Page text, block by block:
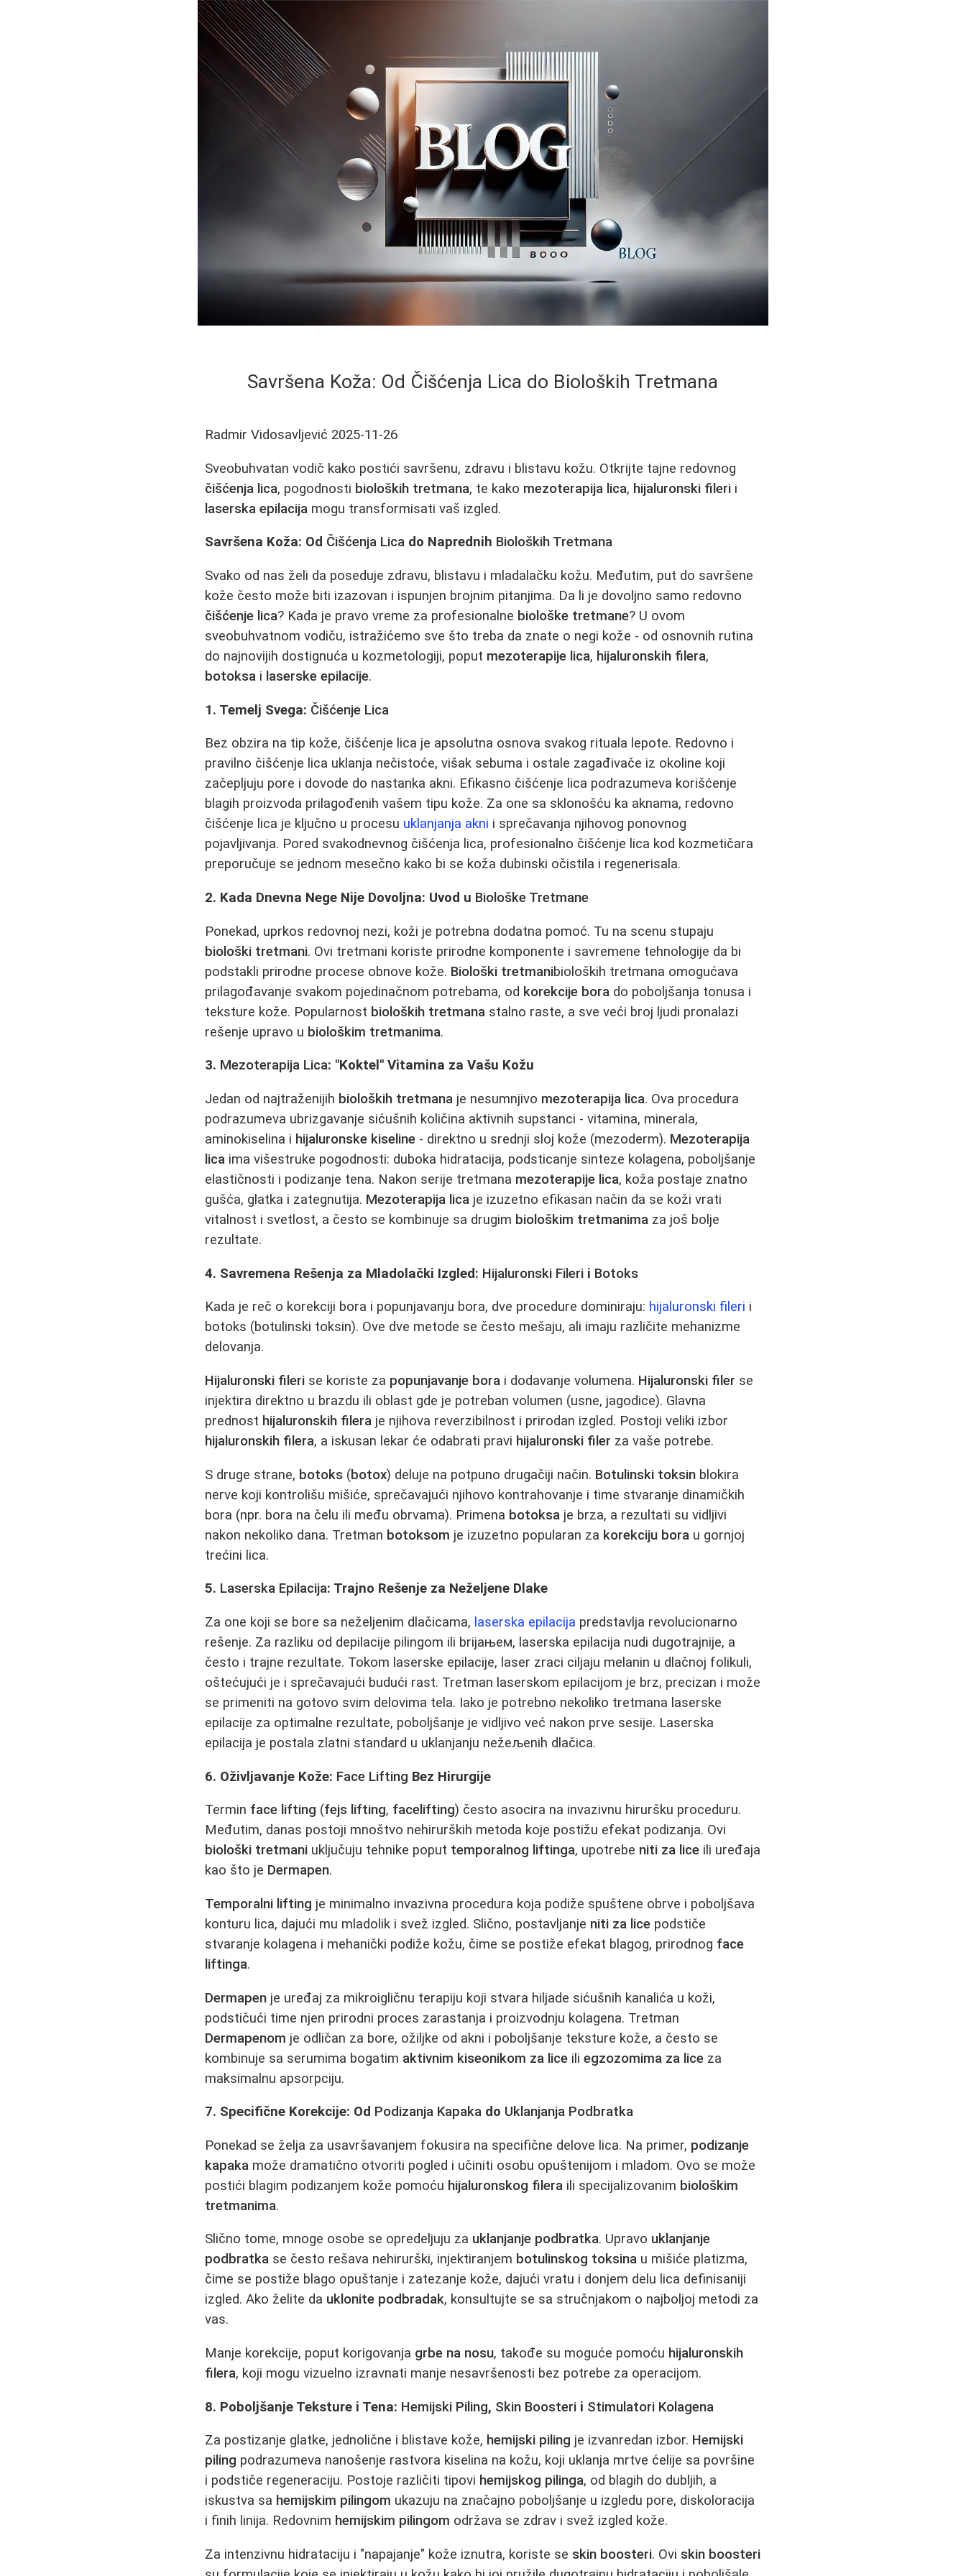
Savršena Koža: Od Čišćenja Lica do Bioloških Tretmana
Radmir Vidosavljević 2025-11-26
Sveobuhvatan vodič kako postići savršenu, zdravu i blistavu kožu. Otkrijte tajne redovnog
čišćenja lica, pogodnosti bioloških tretmana, te kako mezoterapija lica, hijaluronski fileri i
laserska epilacija mogu transformisati vaš izgled.
Savršena Koža: Od Čišćenja Lica do Naprednih Bioloških Tretmana
Svako od nas želi da poseduje zdravu, blistavu i mladalačku kožu. Međutim, put do savršene
kože često može biti izazovan i ispunjen brojnim pitanjima. Da li je dovoljno samo redovno
čišćenje lica? Kada je pravo vreme za profesionalne biološke tretmane? U ovom
sveobuhvatnom vodiču, istražićemo sve što treba da znate o negi kože - od osnovnih rutina
do najnovijih dostignuća u kozmetologiji, poput mezoterapije lica, hijaluronskih filera,
botoksa i laserske epilacije.
1. Temelj Svega: Čišćenje Lica
Bez obzira na tip kože, čišćenje lica je apsolutna osnova svakog rituala lepote. Redovno i
pravilno čišćenje lica uklanja nečistoće, višak sebuma i ostale zagađivače iz okoline koji
začepljuju pore i dovode do nastanka akni. Efikasno čišćenje lica podrazumeva korišćenje
blagih proizvoda prilagođenih vašem tipu kože. Za one sa sklonošću ka aknama, redovno
čišćenje lica je ključno u procesu uklanjanja akni i sprečavanja njihovog ponovnog
pojavljivanja. Pored svakodnevnog čišćenja lica, profesionalno čišćenje lica kod kozmetičara
preporučuje se jednom mesečno kako bi se koža dubinski očistila i regenerisala.
2. Kada Dnevna Nege Nije Dovoljna: Uvod u Biološke Tretmane
Ponekad, uprkos redovnoj nezi, koži je potrebna dodatna pomoć. Tu na scenu stupaju
biološki tretmani. Ovi tretmani koriste prirodne komponente i savremene tehnologije da bi
podstakli prirodne procese obnove kože. Biološki tretmanibioloških tretmana omogućava
prilagođavanje svakom pojedinačnom potrebama, od korekcije bora do poboljšanja tonusa i
teksture kože. Popularnost bioloških tretmana stalno raste, a sve veći broj ljudi pronalazi
rešenje upravo u biološkim tretmanima.
3. Mezoterapija Lica: "Koktel" Vitamina za Vašu Kožu
Jedan od najtraženijih bioloških tretmana je nesumnjivo mezoterapija lica. Ova procedura
podrazumeva ubrizgavanje sićušnih količina aktivnih supstanci - vitamina, minerala,
aminokiselina i hijaluronske kiseline - direktno u srednji sloj kože (mezoderm). Mezoterapija
lica ima višestruke pogodnosti: duboka hidratacija, podsticanje sinteze kolagena, poboljšanje
elastičnosti i podizanje tena. Nakon serije tretmana mezoterapije lica, koža postaje znatno
gušća, glatka i zategnutija. Mezoterapija lica je izuzetno efikasan način da se koži vrati
vitalnost i svetlost, a često se kombinuje sa drugim biološkim tretmanima za još bolje
rezultate.
4. Savremena Rešenja za Mladolački Izgled: Hijaluronski Fileri i Botoks
Kada je reč o korekciji bora i popunjavanju bora, dve procedure dominiraju: hijaluronski fileri i
botoks (botulinski toksin). Ove dve metode se često mešaju, ali imaju različite mehanizme
delovanja.
Hijaluronski fileri se koriste za popunjavanje bora i dodavanje volumena. Hijaluronski filer se
injektira direktno u brazdu ili oblast gde je potreban volumen (usne, jagodice). Glavna
prednost hijaluronskih filera je njihova reverzibilnost i prirodan izgled. Postoji veliki izbor
hijaluronskih filera, a iskusan lekar će odabrati pravi hijaluronski filer za vaše potrebe.
S druge strane, botoks (botox) deluje na potpuno drugačiji način. Botulinski toksin blokira
nerve koji kontrolišu mišiće, sprečavajući njihovo kontrahovanje i time stvaranje dinamičkih
bora (npr. bora na čelu ili među obrvama). Primena botoksa je brza, a rezultati su vidljivi
nakon nekoliko dana. Tretman botoksom je izuzetno popularan za korekciju bora u gornjoj
trećini lica.
5. Laserska Epilacija: Trajno Rešenje za Neželjene Dlake
Za one koji se bore sa neželjenim dlačicama, laserska epilacija predstavlja revolucionarno
rešenje. Za razliku od depilacije pilingom ili brijaњем, laserska epilacija nudi dugotrajnije, a
često i trajne rezultate. Tokom laserske epilacije, laser zraci ciljaju melanin u dlačnoj folikuli,
oštećujući je i sprečavajući budući rast. Tretman laserskom epilacijom je brz, precizan i može
se primeniti na gotovo svim delovima tela. Iako je potrebno nekoliko tretmana laserske
epilacije za optimalne rezultate, poboljšanje je vidljivo već nakon prve sesije. Laserska
epilacija je postala zlatni standard u uklanjanju nežeљenih dlačica.
6. Oživljavanje Kože: Face Lifting Bez Hirurgije
Termin face lifting (fejs lifting, facelifting) često asocira na invazivnu hiruršku proceduru.
Međutim, danas postoji mnoštvo nehirurških metoda koje postižu efekat podizanja. Ovi
biološki tretmani uključuju tehnike poput temporalnog liftinga, upotrebe niti za lice ili uređaja
kao što je Dermapen.
Temporalni lifting je minimalno invazivna procedura koja podiže spuštene obrve i poboljšava
konturu lica, dajući mu mladolik i svež izgled. Slično, postavljanje niti za lice podstiče
stvaranje kolagena i mehanički podiže kožu, čime se postiže efekat blagog, prirodnog face
liftinga.
Dermapen je uređaj za mikroigličnu terapiju koji stvara hiljade sićušnih kanalića u koži,
podstičući time njen prirodni proces zarastanja i proizvodnju kolagena. Tretman
Dermapenom je odličan za bore, ožiljke od akni i poboljšanje teksture kože, a često se
kombinuje sa serumima bogatim aktivnim kiseonikom za lice iliegzozomima za lice za
maksimalnu apsorpciju.
7. Specifične Korekcije: Od Podizanja Kapaka do Uklanjanja Podbratka
Ponekad se želja za usavršavanjem fokusira na specifične delove lica. Na primer, podizanje
kapaka može dramatično otvoriti pogled i učiniti osobu opuštenijom i mladom. Ovo se može
postići blagim podizanjem kože pomoću hijaluronskog filera ili specijalizovanim biološkim
tretmanima.
Slično tome, mnoge osobe se opredeljuju za uklanjanje podbratka. Upravo uklanjanje
podbratka se često rešava nehirurški, injektiranjem botulinskog toksina u mišiće platizma,
čime se postiže blago opuštanje i zatezanje kože, dajući vratu i donjem delu lica definisaniji
izgled. Ako želite da uklonite podbradak, konsultujte se sa stručnjakom o najboljoj metodi za
vas.
Manje korekcije, poput korigovanja grbe na nosu, takođe su moguće pomoću hijaluronskih
filera, koji mogu vizuelno izravnati manje nesavršenosti bez potrebe za operacijom.
8. Poboljšanje Teksture i Tena: Hemijski Piling, Skin Boosteri i Stimulatori Kolagena
Za postizanje glatke, jednolične i blistave kože, hemijski piling je izvanredan izbor. Hemijski
piling podrazumeva nanošenje rastvora kiselina na kožu, koji uklanja mrtve ćelije sa površine
i podstiče regeneraciju. Postoje različiti tipovi hemijskog pilinga, od blagih do dubljih, a
iskustva sa hemijskim pilingom ukazuju na značajno poboljšanje u izgledu pore, diskoloracija
i finih linija. Redovnim hemijskim pilingom održava se zdrav i svež izgled kože.
Za intenzivnu hidrataciju i "napajanje" kože iznutra, koriste se skin boosteri. Ovi skin boosteri